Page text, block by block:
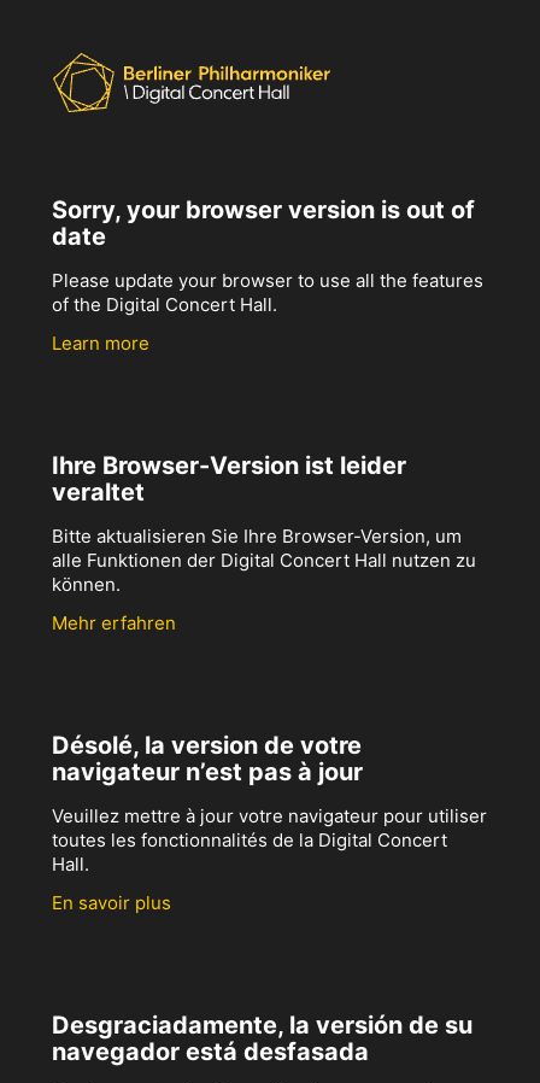
Sorry, your browser version is out of
date
Please update your browser to use all the features
of the Digital Concert Hall.
Learn more
Ihre Browser-Version ist leider
veraltet
Bitte aktualisieren Sie Ihre Browser-Version, um
alle Funktionen der Digital Concert Hall nutzen zu
können.
Mehr erfahren
Désolé, la version de votre
navigateur n’est pas à jour
Veuillez mettre à jour votre navigateur pour utiliser
toutes les fonctionnalités de la Digital Concert
Hall.
En savoir plus
Desgraciadamente, la versión de su
navegador está desfasada